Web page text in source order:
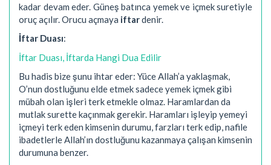
kadar devam eder. Güneş batınca yemek ve içmek suretiyle
oruç açılır. Orucu açmaya iftardenir.
İftar Duası:
İftar Duası, İftarda Hangi Dua Edilir
Bu hadis bize şunu ihtar eder: Yüce Allah’a yaklaşmak,
O’nun dostluğunu elde etmek sadece yemek içmek gibi
mübah olan işleri terk etmekle olmaz. Haramlardan da
mutlak surette kaçınmak gerekir. Haramları işleyip yemeyi
içmeyi terk eden kimsenin durumu, farzları terk edip, nafile
ibadetlerle Allah’ın dostluğunu kazanmaya çalışan kimsenin
durumuna benzer.